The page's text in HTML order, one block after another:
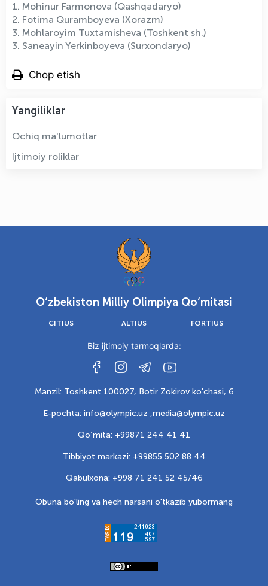
1. Mohinur Farmonova (Qashqadaryo)
2. Fotima Quramboyeva (Xorazm)
3. Mohlaroyim Tuxtamisheva (Toshkent sh.)
3. Saneayin Yerkinboyeva (Surxondaryo)
Chop etish
Yangiliklar
Ochiq ma'lumotlar
Ijtimoiy roliklar
O‘zbekiston Milliy Olimpiya Qo‘mitasi
CITIUS ALTIUS FORTIUS
Biz ijtimoiy tarmoqlarda:
Manzil: Toshkent 100027, Botir Zokirov ko'chasi, 6
E-pochta: info@olympic.uz ,media@olympic.uz
Qo‘mita: +99871 244 41 41
Tibbiyot markazi: +99855 502 88 44
Qabulxona: +998 71 241 52 45/46
Obuna bo'ling va hech narsani o'tkazib yubormang